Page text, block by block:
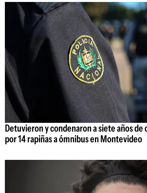
Detuvieron y condenaron a siete años de
por 14 rapiñas a ómnibus en Montevideo